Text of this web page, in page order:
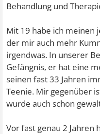
Behandlung und
Mit 19 habe ich meinen
der mir auch mehr
irgendwas. In unserer
Gefängnis, er hat eine
seinen fast 33 Jahren
Teenie. Mir gegenüber
wurde auch schon
Vor fast genau 2 Jahren